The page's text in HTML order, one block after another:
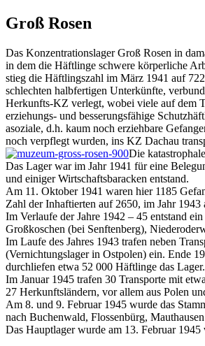
Groß Rosen
Das Konzentrationslager Groß Rosen in
in dem die Häftlinge schwere körperliche
stieg die Häftlingszahl im März 1941 auf
schlechten halbfertigen Unterkünfte,
Herkunfts-KZ verlegt, wobei viele auf dem
erziehungs- und besserungsfähige
asoziale, d.h. kaum noch erziehbare
noch verpflegt wurden, ins KZ Dachau
Die
Das Lager war im Jahr 1941 für eine
und einiger Wirtschaftsbaracken entstand.
Am 11. Oktober 1941 waren hier 1185
Zahl der Inhaftierten auf 2650, im Jahr 1943
Im Verlaufe der Jahre 1942 – 45 entstand
Großkoschen (bei Senftenberg),
Im Laufe des Jahres 1943 trafen neben
(Vernichtungslager in Ostpolen) ein. Ende
durchliefen etwa 52 000 Häftlinge das
Im Januar 1945 trafen 30 Transporte mit
27 Herkunftsländern, vor allem aus Polen
Am 8. und 9. Februar 1945 wurde das
nach Buchenwald, Flossenbürg,
Das Hauptlager wurde am 13. Februar